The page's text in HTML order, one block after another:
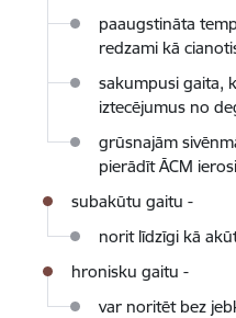
paaugstināta
redzami kā
sakumpusi gaita,
iztecējumus no
grūsnajām
pierādīt ĀCM
subakūtu gaitu -
norit līdzīgi kā
hronisku gaitu -
var noritēt bez